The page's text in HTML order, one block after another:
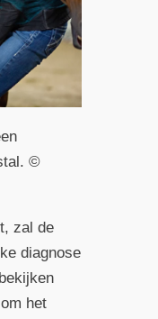
©
zal de
diagnose
het